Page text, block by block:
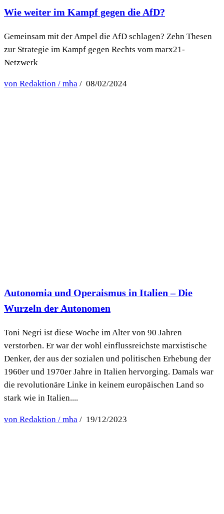
Wie weiter im Kampf gegen die AfD?
Gemeinsam mit der Ampel die AfD schlagen? Zehn Thesen
zur Strategie im Kampf gegen Rechts vom marx21-
Netzwerk
von Redaktion / mha / 08/02/2024
Autonomia und Operaismus in Italien – Die
Wurzeln der Autonomen
Toni Negri ist diese Woche im Alter von 90 Jahren
verstorben. Er war der wohl einflussreichste marxistische
Denker, der aus der sozialen und politischen Erhebung der
1960er und 1970er Jahre in Italien hervorging. Damals war
die revolutionäre Linke in keinem europäischen Land so
stark wie in Italien....
von Redaktion / mha / 19/12/2023